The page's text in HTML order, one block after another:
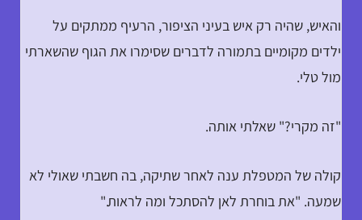
והאיש, שהיה רק איש בעיני הציפור, הרעיף ממתקים על
ילדים מקומיים בתמורה לדברים שסימרו את הגוף שהשארתי
מול טלי.
"זה מקרי?" שאלתי אותה.
קולה של המטפלת ענה לאחר שתיקה, בה חשבתי שאולי לא
שמעה. "את בוחרת לאן להסתכל ומה לראות."